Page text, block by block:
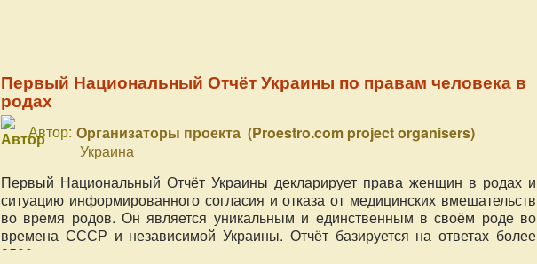
Первый Национальный Отчёт Украины по правам человека в
родах
Автор: Организаторы проекта (Proestro.com project organisers)
Украина
Первый Национальный Отчёт Украины декларирует права женщин в родах и
ситуацию информированного согласия и отказа от медицинских вмешательств
во время родов. Он является уникальным и единственным в своём роде во
времена СССР и независимой Украины. Отчёт базируется на ответах более
3500 респондентов.